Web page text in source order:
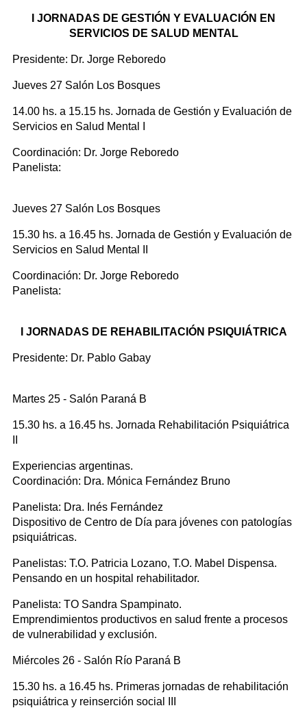
I JORNADAS DE GESTIÓN Y EVALUACIÓN EN
SERVICIOS DE SALUD MENTAL
Presidente: Dr. Jorge Reboredo
Jueves 27 Salón Los Bosques
14.00 hs. a 15.15 hs. Jornada de Gestión y Evaluación de
Servicios en Salud Mental I
Coordinación: Dr. Jorge Reboredo
Panelista:
Jueves 27 Salón Los Bosques
15.30 hs. a 16.45 hs. Jornada de Gestión y Evaluación de
Servicios en Salud Mental II
Coordinación: Dr. Jorge Reboredo
Panelista:
I JORNADAS DE REHABILITACIÓN PSIQUIÁTRICA
Presidente: Dr. Pablo Gabay
Martes 25 - Salón Paraná B
15.30 hs. a 16.45 hs. Jornada Rehabilitación Psiquiátrica
Experiencias argentinas.
Coordinación: Dra. Mónica Fernández Bruno
Panelista: Dra. Inés Fernández
Dispositivo de Centro de Día para jóvenes con patologías
psiquiátricas.
Panelistas: T.O. Patricia Lozano, T.O. Mabel Dispensa.
Pensando en un hospital rehabilitador.
Panelista: TO Sandra Spampinato.
Emprendimientos productivos en salud frente a procesos
de vulnerabilidad y exclusión.
Miércoles 26 - Salón Río Paraná B
15.30 hs. a 16.45 hs. Primeras jornadas de rehabilitación
psiquiátrica y reinserción social III